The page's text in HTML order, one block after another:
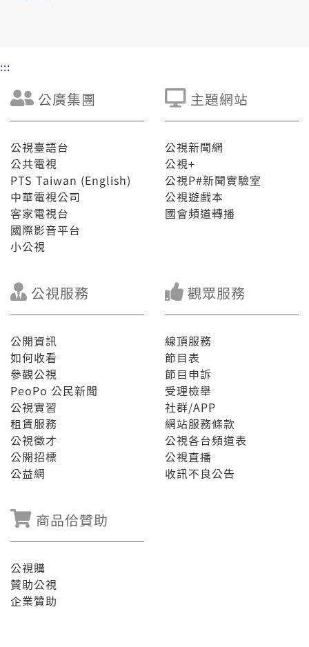
:::
公廣集團
公視臺語台
公共電視
PTS Taiwan (English)
中華電視公司
客家電視台
國際影音平台
小公視
主題網站
公視新聞網
公視+
公視P#新聞實驗室
公視遊戲本
國會頻道轉播
公視服務
公開資訊
如何收看
參觀公視
PeoPo 公民新聞
公視實習
租賃服務
公視徵才
公開招標
公益網
觀眾服務
線頂服務
節目表
節目申訴
受理檢舉
社群/APP
網站服務條款
公視各台頻道表
公視直播
收訊不良公告
商品佮贊助
公視購
贊助公視
企業贊助